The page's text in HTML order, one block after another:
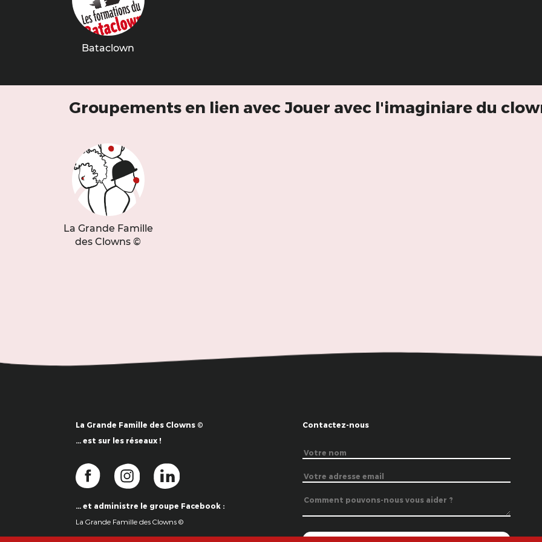
Bataclown
Groupements en lien avec Jouer avec l'imaginiare du
La Grande Famille
des Clowns ©
La Grande Famille des Clowns ©
… est sur les réseaux !
… et administre le groupe Facebook :
La Grande Famille des Clowns ©
Contactez-nous